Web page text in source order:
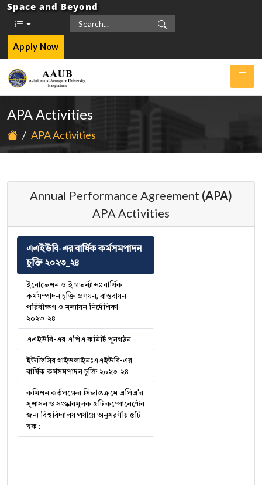
Space and Beyond
Apply Now
APA Activities
/ APA Activities
Annual Performance Agreement (APA)
APA Activities
এএইউবি-এর বার্ষিক কর্মসমপাদন
চুক্তি ২০২৩_২৪
ইনোভেশন ও ই গভর্ন্যান্সঃ বার্ষিক
কর্মসম্পাদন চুক্তি প্রণয়ন, বাস্তবায়ন
পরিবীক্ষণ ও মূল্যায়ন নির্দেশিকা
২০২৩-২৪
এএইউবি-এর এপিএ কমিটি পূনগঠন
ইউজিসির গাইডলাইনঃএএইউবি-এর
বার্ষিক কর্মসমপাদন চুক্তি ২০২৩_২৪
কমিশন কর্তৃপক্ষের সিদ্ধান্তক্রমে এপিএ'র
সুশাসন ও সংস্কারমূলক ৫টি কম্পোনেন্টের
জন্য বিশ্ববিদ্যালয় পর্যায়ে অনুসরণীয় ৫টি
ছক :